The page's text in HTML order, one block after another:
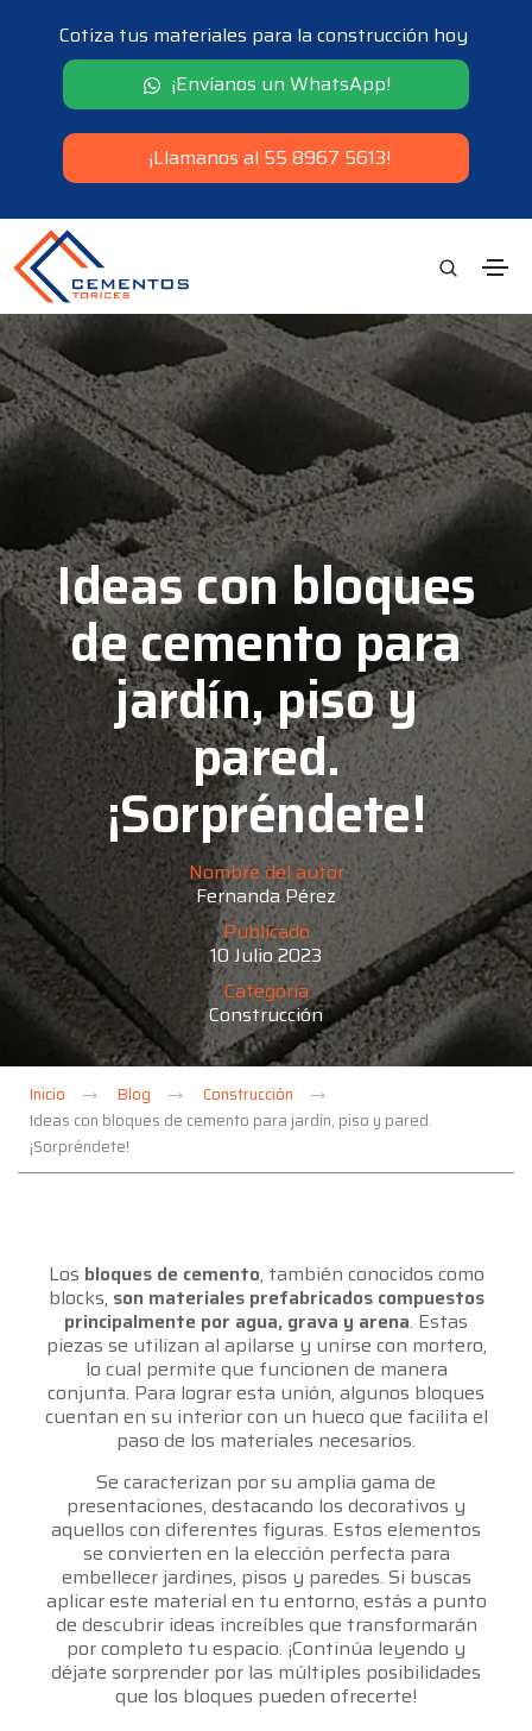
Cotiza tus materiales para la construcción hoy
¡Envíanos un WhatsApp!
¡Llamanos al 55 8967 5613!
Ideas con bloques
de cemento para
jardín, piso y
pared.
¡Sorpréndete!
Nombre del autor
Fernanda Pérez
Publicado
10 Julio 2023
Categoría
Construcción
Inicio Blog
Construcción
Ideas con bloques de cemento para jardín, piso y pared.
¡Sorpréndete!
Los bloques de cemento, también conocidos como
blocks, son materiales prefabricados compuestos
principalmente por agua, grava y arena. Estas
piezas se utilizan al apilarse y unirse con mortero,
lo cual permite que funcionen de manera
conjunta. Para lograr esta unión, algunos bloques
cuentan en su interior con un hueco que facilita el
paso de los materiales necesarios.
Se caracterizan por su amplia gama de
presentaciones, destacando los decorativos y
aquellos con diferentes figuras. Estos elementos
se convierten en la elección perfecta para
embellecer jardines, pisos y paredes. Si buscas
aplicar este material en tu entorno, estás a punto
de descubrir ideas increíbles que transformarán
por completo tu espacio. ¡Continúa leyendo y
déjate sorprender por las múltiples posibilidades
que los bloques pueden ofrecerte!